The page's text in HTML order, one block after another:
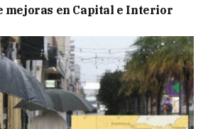
mejoras en Capital e Interior